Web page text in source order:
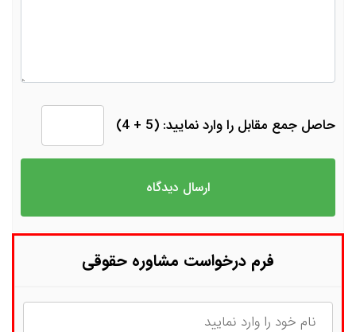
حاصل جمع مقابل را وارد نمایید: (5 + 4)
فرم درخواست مشاوره حقوقی
نام